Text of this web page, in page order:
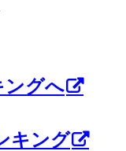
ングへ
キング